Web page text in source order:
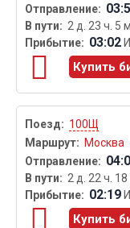
2 д. 23 ч. 5
03:02
Купить
100Щ
Москва
2 д. 22 ч.
02:19
Купить